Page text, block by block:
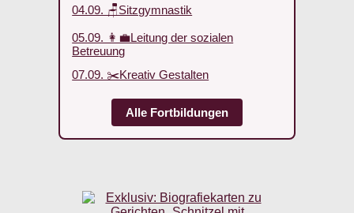
04.09. 🪑Sitzgymnastik
05.09. 👩‍💼Leitung der sozialen
Betreuung
07.09. ✂️Kreativ Gestalten
Alle Fortbildungen